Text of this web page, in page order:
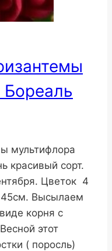
мультифлора
красивый сорт.
Цветок 4
Высылаем
корня с
этот
( поросль)